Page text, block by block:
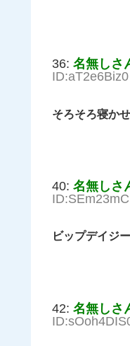
36: 名無しさ
ID:aT2e6Biz0
そろそろ寝か
40: 名無しさ
ビップデイジ
42: 名無しさ